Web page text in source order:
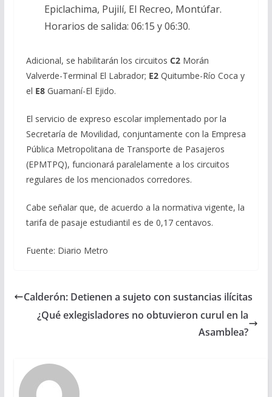
Epiclachima, Pujilí, El Recreo, Montúfar.
Horarios de salida: 06:15 y 06:30.
Adicional, se habilitarán los circuitos C2Morán
Valverde-Terminal El Labrador; E2Quitumbe-Río Coca y
el E8 Guamaní-El Ejido.
El servicio de expreso escolar implementado por la
Secretaría de Movilidad, conjuntamente con la Empresa
Pública Metropolitana de Transporte de Pasajeros
(EPMTPQ), funcionará paralelamente a los circuitos
regulares de los mencionados corredores.
Cabe señalar que, de acuerdo a la normativa vigente, la
tarifa de pasaje estudiantil es de 0,17 centavos.
Fuente: Diario Metro
Calderón: Detienen a sujeto con sustancias ilícitas
¿Qué exlegisladores no obtuvieron curul en la
Asamblea?